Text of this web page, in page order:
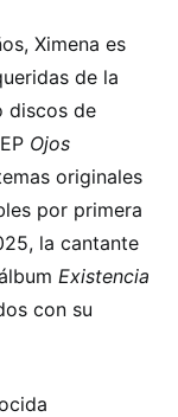
Ximena es
de la
discos de
Ojos
originales
por primera
la cantante
Existencia
con su